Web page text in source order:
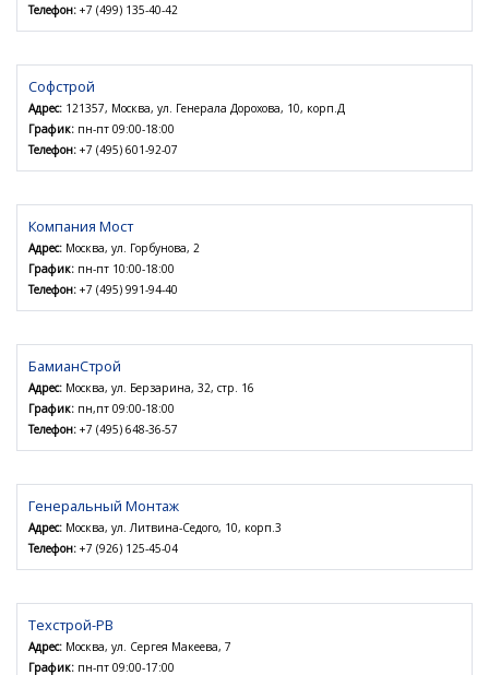
Телефон: +7 (499) 135-40-42
Софстрой
Адрес: 121357, Москва, ул. Генерала Дорохова, 10, корп.Д
График: пн-пт 09:00-18:00
Телефон: +7 (495) 601-92-07
Компания Мост
Адрес: Москва, ул. Горбунова, 2
График: пн-пт 10:00-18:00
Телефон: +7 (495) 991-94-40
БамианСтрой
Адрес: Москва, ул. Берзарина, 32, стр. 16
График: пн,пт 09:00-18:00
Телефон: +7 (495) 648-36-57
Генеральный Монтаж
Адрес: Москва, ул. Литвина-Седого, 10, корп.3
Телефон: +7 (926) 125-45-04
Техстрой-РВ
Адрес: Москва, ул. Сергея Макеева, 7
График: пн-пт 09:00-17:00